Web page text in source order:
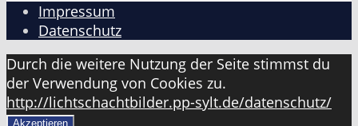
Impressum
Datenschutz
Durch die weitere Nutzung der Seite stimmst du
der Verwendung von Cookies zu.
http://lichtschachtbilder.pp-sylt.de/datenschutz/
Akzeptieren